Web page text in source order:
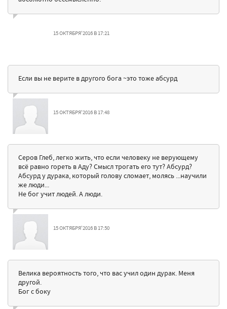
15 ОКТЯБРЯ'2016 В 17:21
Если вы не верите в другого бога ~это тоже абсурд
15 ОКТЯБРЯ'2016 В 17:48
Серов Глеб, легко жить, что если человеку не верующему
всё равно гореть в Аду? Смысл трогать его тут? Абсурд?
Абсурд у дурака, который голову сломает, молясь ...научили
же люди...
Не бог учит людей. А люди.
15 ОКТЯБРЯ'2016 В 17:50
Велика вероятность того, что вас учил один дурак. Меня
другой.
Бог с боку